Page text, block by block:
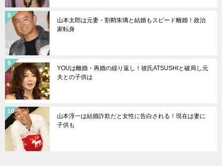
山本太郎は元妻・割鞘朱璃と結婚もスピード離婚！政治
家転身
YOUは離婚・再婚の繰り返し！彼氏ATSUSHIと破局し元
夫との子供は
山本淳一は結婚詐欺だと女性に告白される！現在は妻に
子供も